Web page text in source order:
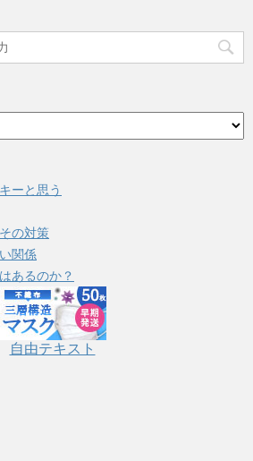
ーと思う
の対策
関係
あるのか？
自由テキスト